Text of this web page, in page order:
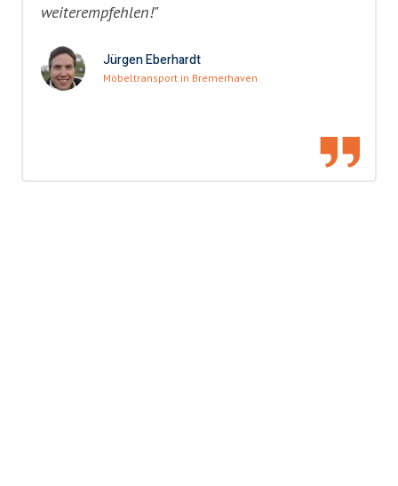
weiterempfehlen!"
Jürgen Eberhardt
Möbeltransport in Bremerhaven